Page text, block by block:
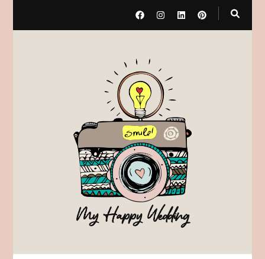
My Happy Wedding